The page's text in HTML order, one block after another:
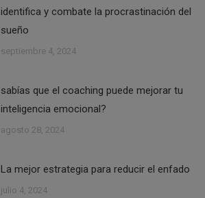
identifica y combate la procrastinación del
sueño
septiembre 4, 2024
sabías que el coaching puede mejorar tu
inteligencia emocional?
agosto 28, 2024
La mejor estrategia para reducir el enfado
julio 4, 2024